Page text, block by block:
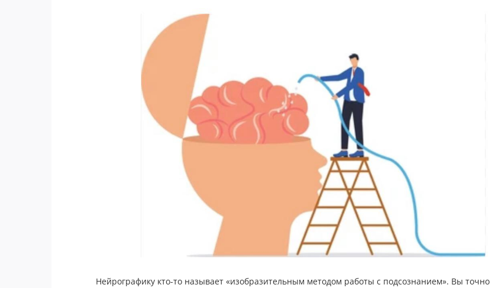
Нейрографику кто-то называет «изобразительным методом работы с подсознанием». Вы точно